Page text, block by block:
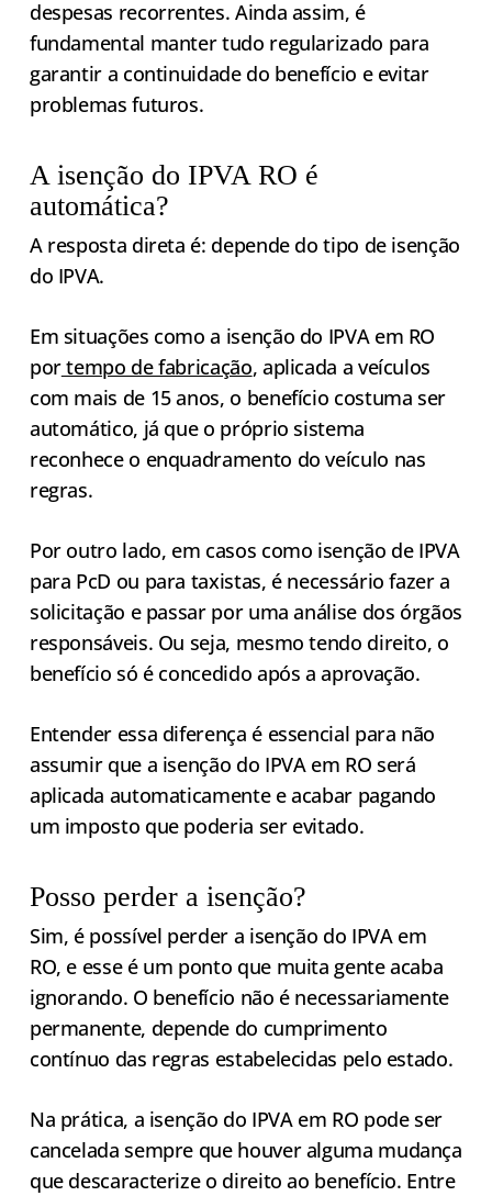
despesas recorrentes. Ainda assim, é
fundamental manter tudo regularizado para
garantir a continuidade do benefício e evitar
problemas futuros.
A isenção do IPVA RO é
automática?
A resposta direta é: depende do tipo de isenção
do IPVA.
Em situações como a isenção do IPVA em RO
portempo de fabricação, aplicada a veículos
com mais de 15 anos, o benefício costuma ser
automático, já que o próprio sistema
reconhece o enquadramento do veículo nas
regras.
Por outro lado, em casos como isenção de IPVA
para PcD ou para taxistas, é necessário fazer a
solicitação e passar por uma análise dos órgãos
responsáveis. Ou seja, mesmo tendo direito, o
benefício só é concedido após a aprovação.
Entender essa diferença é essencial para não
assumir que a isenção do IPVA em RO será
aplicada automaticamente e acabar pagando
um imposto que poderia ser evitado.
Posso perder a isenção?
Sim, é possível perder a isenção do IPVA em
RO, e esse é um ponto que muita gente acaba
ignorando. O benefício não é necessariamente
permanente, depende do cumprimento
contínuo das regras estabelecidas pelo estado.
Na prática, a isenção do IPVA em RO pode ser
cancelada sempre que houver alguma mudança
que descaracterize o direito ao benefício. Entre